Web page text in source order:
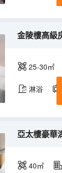
金陵樓高級
25-30㎡
淋浴
亞太樓豪華
40㎡